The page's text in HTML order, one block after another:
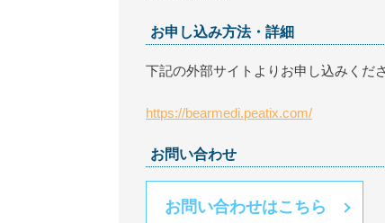
お申し込み方法・詳細
下記の外部サイトよりお申し込みくださ
https://bearmedi.peatix.com/
お問い合わせ
お問い合わせはこちら